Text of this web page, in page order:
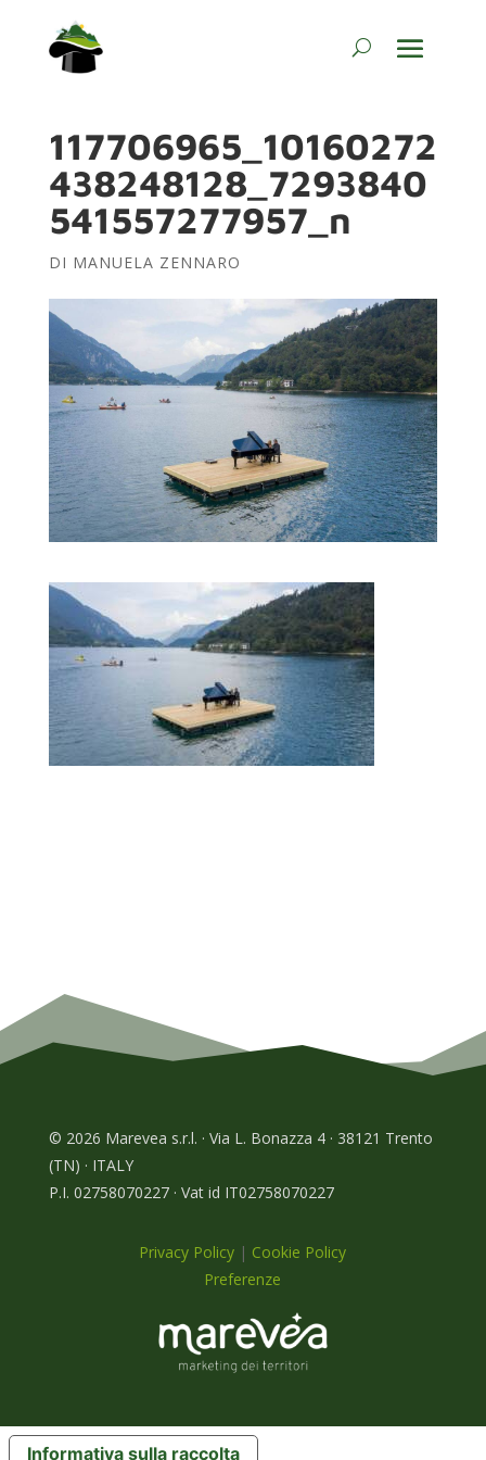
117706965_10160272
438248128_7293840
541557277957_n
DI MANUELA ZENNARO
© 2026 Marevea s.r.l. · Via L. Bonazza 4 · 38121 Trento
(TN) · ITALY
P.I. 02758070227 · Vat id IT02758070227
Privacy Policy | Cookie Policy
Preferenze
Informativa sulla raccolta